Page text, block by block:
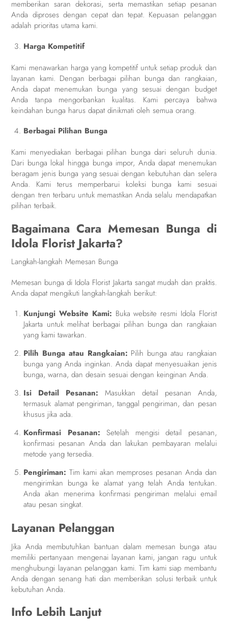
memberikan saran dekorasi, serta memastikan setiap pesanan
Anda diproses dengan cepat dan tepat. Kepuasan pelanggan
adalah prioritas utama kami.
Harga Kompetitif
Kami menawarkan harga yang kompetitif untuk setiap produk dan
layanan kami. Dengan berbagai pilihan bunga dan rangkaian,
Anda dapat menemukan bunga yang sesuai dengan budget
Anda tanpa mengorbankan kualitas. Kami percaya bahwa
keindahan bunga harus dapat dinikmati oleh semua orang.
Berbagai Pilihan Bunga
Kami menyediakan berbagai pilihan bunga dari seluruh dunia.
Dari bunga lokal hingga bunga impor, Anda dapat menemukan
beragam jenis bunga yang sesuai dengan kebutuhan dan selera
Anda. Kami terus memperbarui koleksi bunga kami sesuai
dengan tren terbaru untuk memastikan Anda selalu mendapatkan
pilihan terbaik.
Bagaimana Cara Memesan Bunga di
Idola Florist Jakarta?
Langkah-langkah Memesan Bunga
Memesan bunga di Idola Florist Jakarta sangat mudah dan praktis.
Anda dapat mengikuti langkah-langkah berikut:
Kunjungi Website Kami: Buka website resmi Idola Florist
Jakarta untuk melihat berbagai pilihan bunga dan rangkaian
yang kami tawarkan.
Pilih Bunga atau Rangkaian: Pilih bunga atau rangkaian
bunga yang Anda inginkan. Anda dapat menyesuaikan jenis
bunga, warna, dan desain sesuai dengan keinginan Anda.
Isi Detail Pesanan: Masukkan detail pesanan Anda,
termasuk alamat pengiriman, tanggal pengiriman, dan pesan
khusus jika ada.
Konfirmasi Pesanan: Setelah mengisi detail pesanan,
konfirmasi pesanan Anda dan lakukan pembayaran melalui
metode yang tersedia.
Pengiriman: Tim kami akan memproses pesanan Anda dan
mengirimkan bunga ke alamat yang telah Anda tentukan.
Anda akan menerima konfirmasi pengiriman melalui email
atau pesan singkat.
Layanan Pelanggan
Jika Anda membutuhkan bantuan dalam memesan bunga atau
memiliki pertanyaan mengenai layanan kami, jangan ragu untuk
menghubungi layanan pelanggan kami. Tim kami siap membantu
Anda dengan senang hati dan memberikan solusi terbaik untuk
kebutuhan Anda.
Info Lebih Lanjut